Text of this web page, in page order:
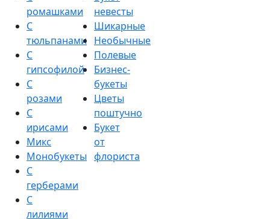
ромашками
С
тюльпанами
С
гипсофилой
С
розами
С
ирисами
Микс
Монобукеты
С
герберами
С
лилиями
невесты
Шикарные
Необычные
Полевые
Бизнес-
букеты
Цветы
поштучно
Букет
от
флориста